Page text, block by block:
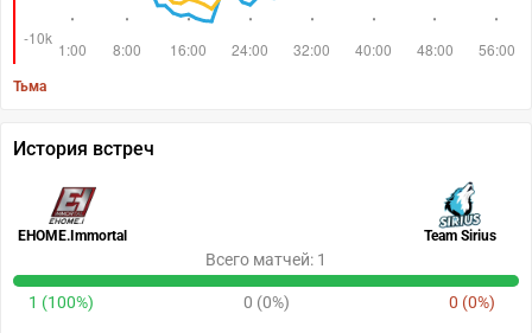
Тьма
История встреч
EHOME.Immortal Team Sirius
Всего матчей: 1
1 (100%) 0 (0%) 0 (0%)